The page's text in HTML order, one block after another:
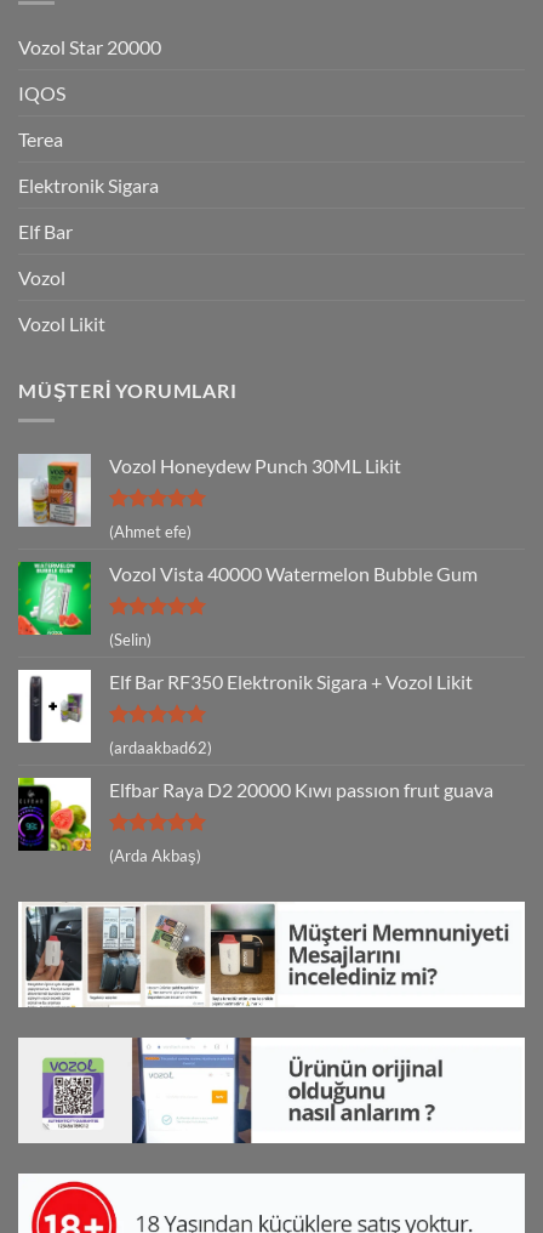
Vozol Star 20000
IQOS
Terea
Elektronik Sigara
Elf Bar
Vozol
Vozol Likit
MÜŞTERI YORUMLARI
Vozol Honeydew Punch 30ML Likit
5 üzerinden
5
(Ahmet efe)
Vozol Vista 40000 Watermelon Bubble Gum
5 üzerinden
5
oy aldı
(Selin)
Elf Bar RF350 Elektronik Sigara + Vozol Likit
5 üzerinden
5
(ardaakbad62)
Elfbar Raya D2 20000 Kıwı passıon fruıt guava
5 üzerinden
5
(Arda Akbaş)